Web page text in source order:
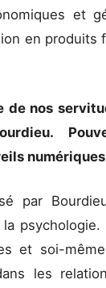
et
en
de nos
par
et soi-
les